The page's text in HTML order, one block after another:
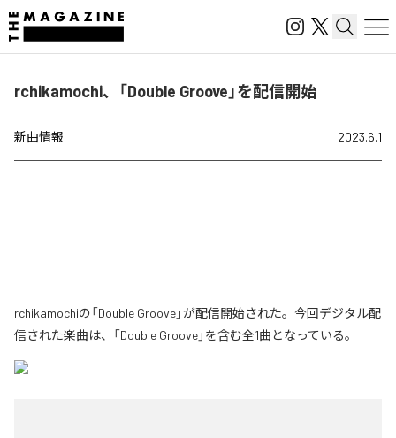
rchikamochi、「Double Groove」を配信開始
新曲情報 2023.6.1
rchikamochiの「Double Groove」が配信開始された。今回デジタル配
信された楽曲は、「Double Groove」を含む全1曲となっている。